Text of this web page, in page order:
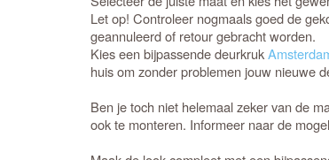
Let op! Controleer nogmaals goed de
geannuleerd of retour gebracht worden.
Kies een bijpassende deurkruk
huis om zonder problemen jouw nieuwe
Ben je toch niet helemaal zeker van de
ook te monteren. Informeer naar de